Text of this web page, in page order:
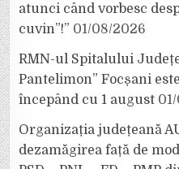
atunci când vorbesc
cuvin”!” 01/08/2026
RMN-ul Spitalului
Pantelimon” Focșani
începând cu 1 august
Organizația județeană
dezamăgirea față de